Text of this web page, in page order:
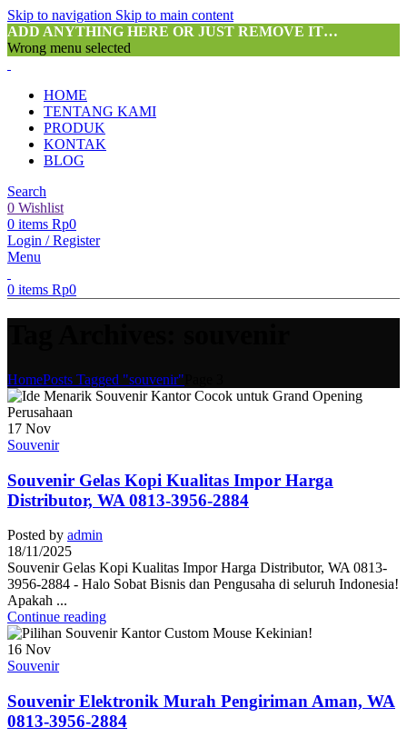
Skip to navigation Skip to main content
ADD ANYTHING HERE OR JUST REMOVE IT…
Wrong menu selected
HOME
TENTANG KAMI
PRODUK
KONTAK
BLOG
Search
0 Wishlist
0 items Rp0
Login / Register
Menu
0 items Rp0
HomePosts Tagged "souvenir"
17 Nov
Souvenir
Souvenir Gelas Kopi Kualitas Impor Harga
Distributor, WA 0813-3956-2884
Posted by admin
18/11/2025
Souvenir Gelas Kopi Kualitas Impor Harga Distributor, WA 0813-
3956-2884 - Halo Sobat Bisnis dan Pengusaha di seluruh Indonesia!
Apakah ...
Continue reading
16 Nov
Souvenir
Souvenir Elektronik Murah Pengiriman Aman, WA
0813-3956-2884